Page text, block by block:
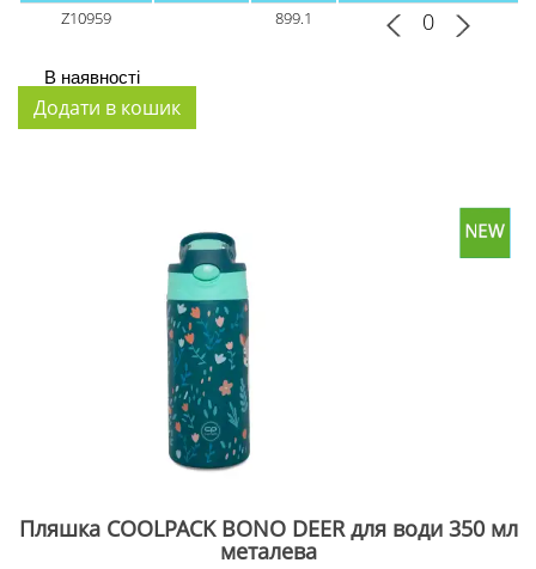
Z10959
899.1
В наявності
Пляшка COOLPACK BONO DEER для води 350 мл
металева